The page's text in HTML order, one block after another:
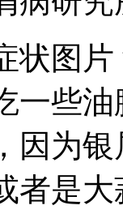
状图
一些
因为
者是